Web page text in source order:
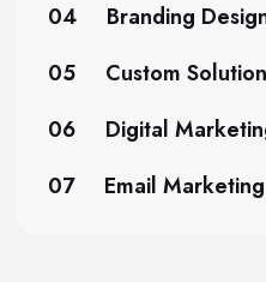
04
Branding
05
Custom
06
Digital
07
Email Marketing